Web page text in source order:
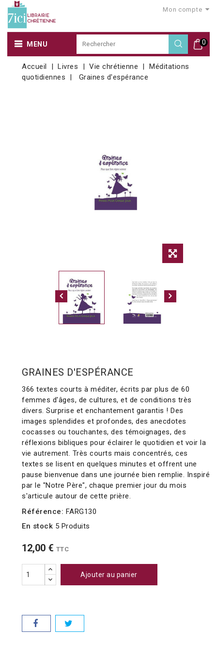
Mon compte
0
MENU
Accueil Livres Vie chrétienne
Méditations
quotidiennes
Graines d'espérance
GRAINES D'ESPÉRANCE
366 textes courts à méditer, écrits par plus de 60
femmes d'âges, de cultures, et de conditions très
divers. Surprise et enchantement garantis ! Des
images splendides et profondes, des anecdotes
cocasses ou touchantes, des témoignages, des
réflexions bibliques pour éclairer le quotidien et voir la
vie autrement. Très courts mais concentrés, ces
textes se lisent en quelques minutes et offrent une
pause bienvenue dans une journée bien remplie. Inspiré
par le "Notre Père", chaque premier jour du mois
s'articule autour de cette prière.
Référence: FARG130
En stock 5 Produits
12,00 € TTC
Ajouter au panier